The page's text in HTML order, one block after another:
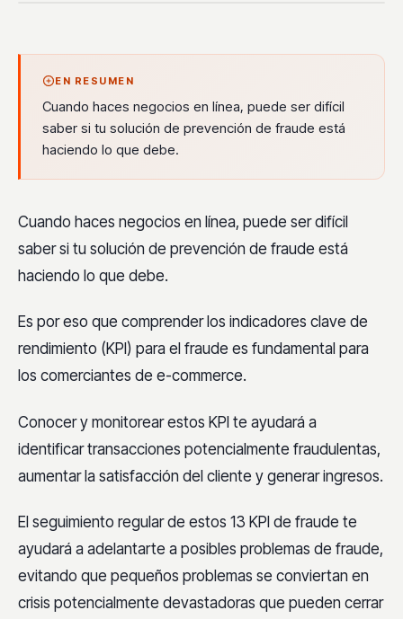
EN RESUMEN
Cuando haces negocios en línea, puede ser difícil
saber si tu solución de prevención de fraude está
haciendo lo que debe.
Cuando haces negocios en línea, puede ser difícil
saber si tu solución de prevención de fraude está
haciendo lo que debe.
Es por eso que comprender los indicadores clave de
rendimiento (KPI) para el fraude es fundamental para
los comerciantes de e-commerce.
Conocer y monitorear estos KPI te ayudará a
identificar transacciones potencialmente fraudulentas,
aumentar la satisfacción del cliente y generar ingresos.
El seguimiento regular de estos 13 KPI de fraude te
ayudará a adelantarte a posibles problemas de fraude,
evitando que pequeños problemas se conviertan en
crisis potencialmente devastadoras que pueden cerrar